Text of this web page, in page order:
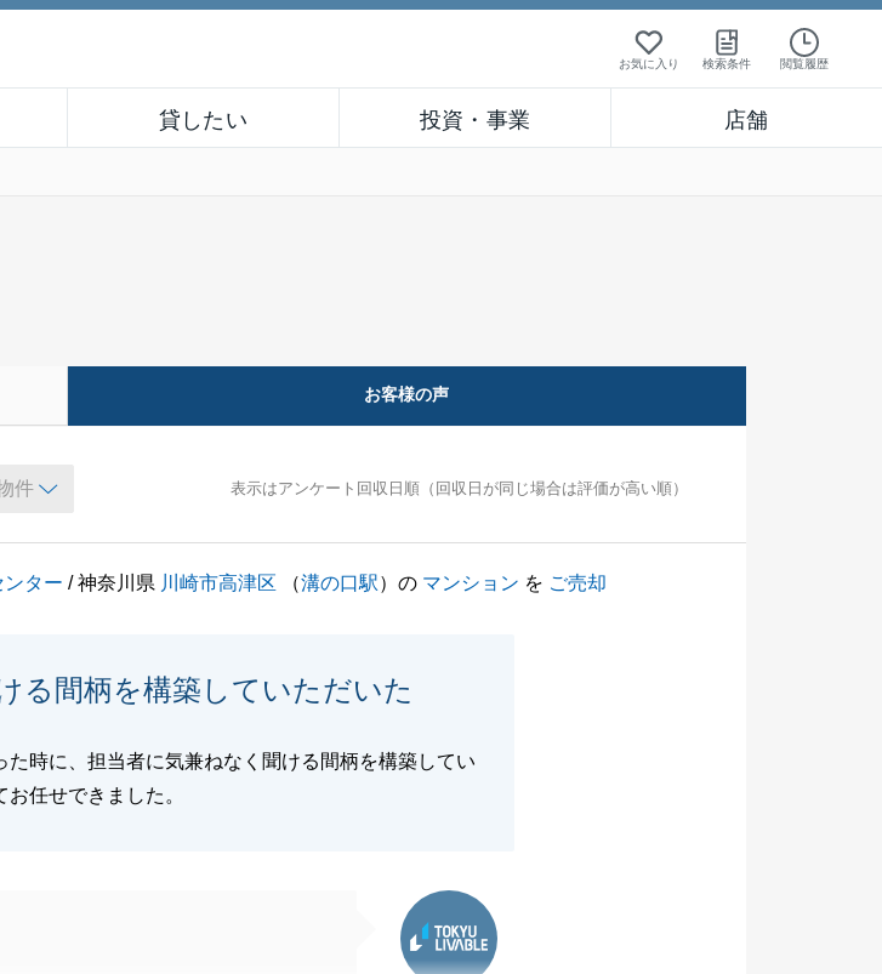
お気に入り 検索条件 閲覧履歴
貸したい 投資・事業 店舗
お客様の声
表示はアンケート回収日順（回収日が同じ場合は評価が高い順）
ンター / 神奈川県 川崎市高津区 （溝の口駅）の マンション を ご売却
る間柄を構築していただいた
た時に、担当者に気兼ねなく聞ける間柄を構築してい
任せできました。